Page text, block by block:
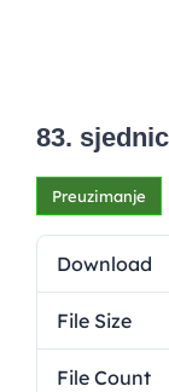
83.
Preuzimanje
Download
File Size
File Count